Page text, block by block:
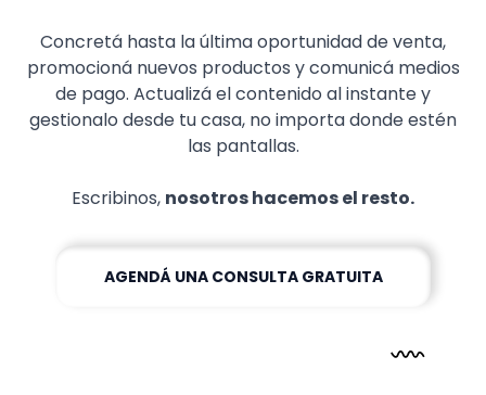
Concretá hasta la última oportunidad de venta,
promocioná nuevos productos y comunicá medios
de pago. Actualizá el contenido al instante y
gestionalo desde tu casa, no importa donde estén
las pantallas.
Escribinos, nosotros hacemos el resto.
AGENDÁ UNA CONSULTA GRATUITA